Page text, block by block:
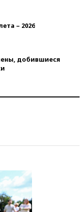
– 2026
добившиеся